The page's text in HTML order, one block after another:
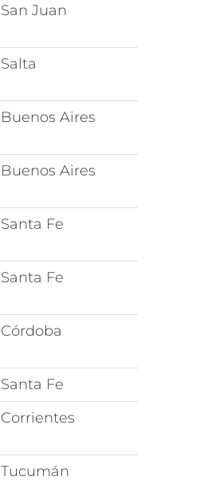
San Juan
Salta
Buenos Aires
Buenos Aires
Santa Fe
Santa Fe
Córdoba
Santa Fe
Corrientes
Tucumán